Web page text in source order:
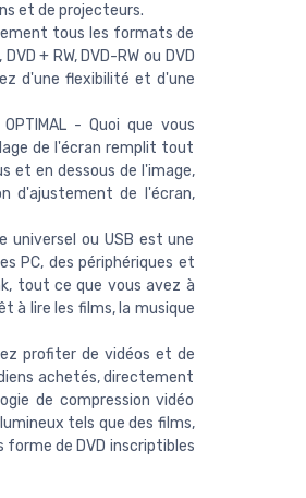
et de projecteurs.
tous les formats de
+ RW, DVD-RW ou DVD
d'une flexibilité et d'une
OPTIMAL - Quoi que vous
de l'écran remplit tout
et en dessous de l'image,
d'ajustement de l'écran,
universel ou USB est une
PC, des périphériques et
tout ce que vous avez à
à lire les films, la musique
profiter de vidéos et de
achetés, directement
de compression vidéo
tels que des films,
forme de DVD inscriptibles